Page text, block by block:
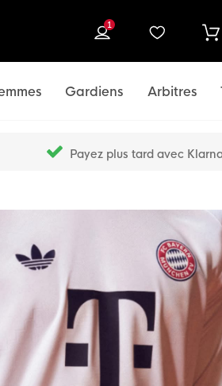
1
Gardiens Arbitres
Payez plus tard avec